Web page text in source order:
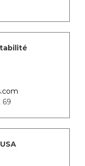
69